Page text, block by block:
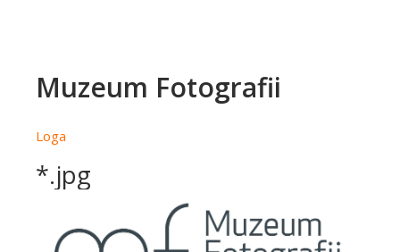
Muzeum Fotografii
Loga
*.jpg